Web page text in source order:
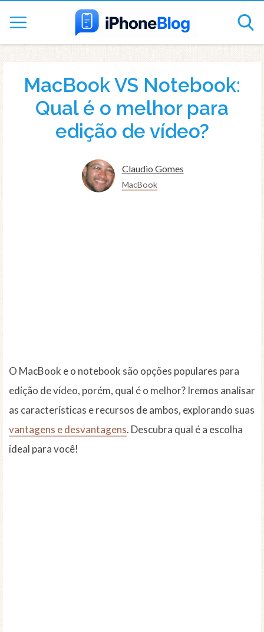
MacBook VS Notebook:
Qual é o melhor para
edição de vídeo?
Claudio Gomes
MacBook
O MacBook e o notebook são opções populares para
edição de vídeo, porém, qual é o melhor? Iremos analisar
as características e recursos de ambos, explorando suas
vantagens e desvantagens. Descubra qual é a escolha
ideal para você!